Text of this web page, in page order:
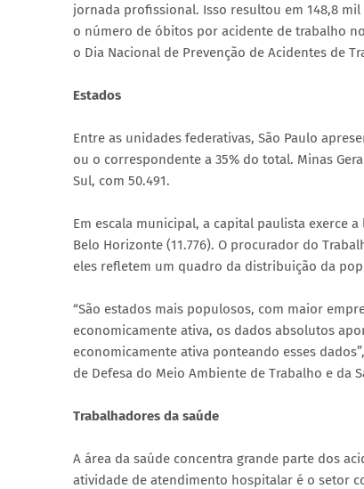
jornada profissional. Isso resultou em 148,8
o número de óbitos por acidente de trabalho
o Dia Nacional de Prevenção de Acidentes de
Estados
Entre as unidades federativas, São Paulo
ou o correspondente a 35% do total. Minas
Sul, com 50.491.
Em escala municipal, a capital paulista exerce
Belo Horizonte (11.776). O procurador do
eles refletem um quadro da distribuição da
“São estados mais populosos, com maior
economicamente ativa, os dados absolutos
economicamente ativa ponteando esses
de Defesa do Meio Ambiente de Trabalho e da
Trabalhadores da saúde
A área da saúde concentra grande parte dos
atividade de atendimento hospitalar é o setor